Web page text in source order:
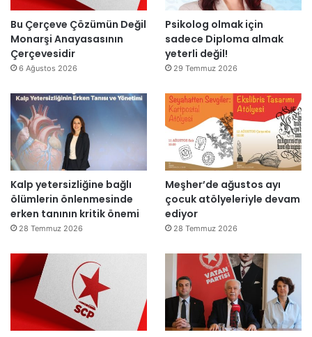
m
l
a
n
d
Bu Çerçeve Çözümün Değil
Monarşi Anayasasının
Çerçevesidir
6 Ağustos 2026
Psikolog olmak için
sadece Diploma almak
yeterli değil!
29 Temmuz 2026
Kalp yetersizliğine bağlı
ölümlerin önlenmesinde
erken tanının kritik önemi
28 Temmuz 2026
Meşher’de ağustos ayı
çocuk atölyeleriyle devam
ediyor
28 Temmuz 2026